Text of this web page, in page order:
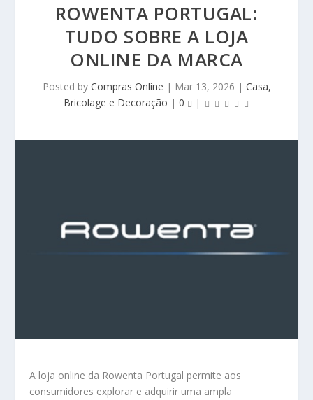
ROWENTA PORTUGAL:
TUDO SOBRE A LOJA
ONLINE DA MARCA
Posted by Compras Online | Mar 13, 2026 | Casa,
Bricolage e Decoração | 0 |
A loja online da Rowenta Portugal permite aos
consumidores explorar e adquirir uma ampla